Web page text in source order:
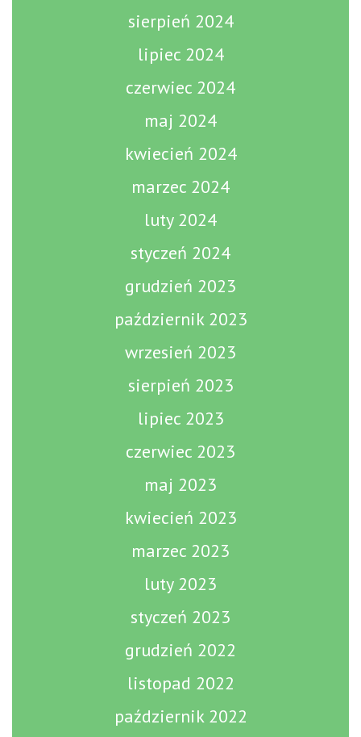
sierpień 2024
lipiec 2024
czerwiec 2024
maj 2024
kwiecień 2024
marzec 2024
luty 2024
styczeń 2024
grudzień 2023
październik 2023
wrzesień 2023
sierpień 2023
lipiec 2023
czerwiec 2023
maj 2023
kwiecień 2023
marzec 2023
luty 2023
styczeń 2023
grudzień 2022
listopad 2022
październik 2022